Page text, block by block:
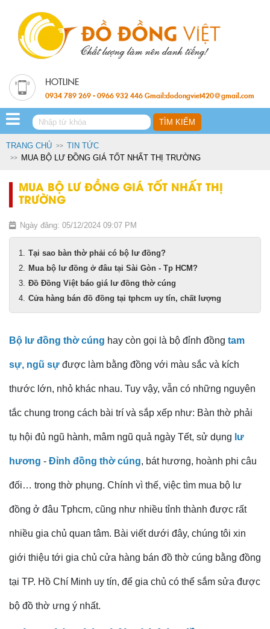
0934 789 269 - 0966 932 446 Gmail:dodongviet420@gmail.com
TRANG CHỦ
TIN TỨC
MUA BỘ LƯ ĐỒNG GIÁ TỐT NHẤT THỊ TRƯỜNG
MUA BỘ LƯ ĐỒNG GIÁ TỐT NHẤT THỊ
TRƯỜNG
Ngày đăng: 05/12/2024 09:07 PM
Tại sao bàn thờ phải có bộ lư đồng?
Mua bộ lư đồng ở đâu tại Sài Gòn - Tp HCM?
Đồ Đồng Việt báo giá lư đồng thờ cúng
Cửa hàng bán đồ đồng tại tphcm uy tín, chất lượng
Bộ lư đồng thờ cúng hay còn gọi là bộ đỉnh đồng tam
sự, ngũ sự được làm bằng đồng với màu sắc và kích
thước lớn, nhỏ khác nhau. Tuy vậy, vẫn có những nguyên
tắc chung trong cách bài trí và sắp xếp như: Bàn thờ phải
tụ hội đủ ngũ hành, mâm ngũ quả ngày Tết, sử dụng lư
hương - Đỉnh đồng thờ cúng, bát hương, hoành phi câu
đối… trong thờ phụng. Chính vì thế, việc tìm mua bộ lư
đồng ở đâu Tphcm, cũng như nhiều tỉnh thành được rất
nhiều gia chủ quan tâm. Bài viết dưới đây, chúng tôi xin
giới thiệu tới gia chủ cửa hàng bán đồ thờ cúng bằng đồng
tại TP. Hồ Chí Minh uy tín, để gia chủ có thể sắm sửa được
bộ đồ thờ ưng ý nhất.